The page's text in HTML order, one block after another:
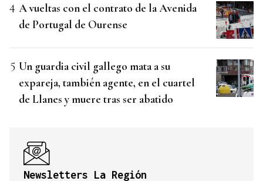
A vueltas con el contrato de la Avenida
de Portugal de Ourense
Un guardia civil gallego mata a su
expareja, también agente, en el cuartel
de Llanes y muere tras ser abatido
Newsletters La Región